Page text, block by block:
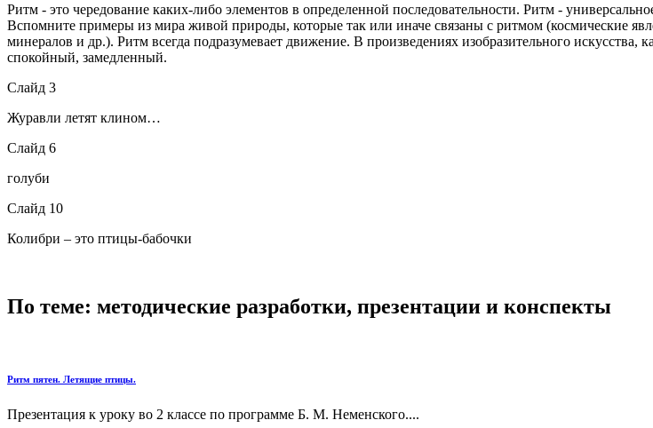
Ритм - это чередование каких-либо элементов в определенной последовательности. Ритм -
Вспомните примеры из мира живой природы, которые так или иначе связаны с ритмом (космические
минералов и др.). Ритм всегда подразумевает движение. В произведениях изобразительного
спокойный, замедленный.
Слайд 3
Журавли летят клином…
Слайд 6
голуби
Слайд 10
Колибри – это птицы-бабочки
По теме: методические разработки, презентации и конспекты
Ритм пятен. Летящие птицы.
Презентация к уроку во 2 классе по программе Б. М. Неменского....